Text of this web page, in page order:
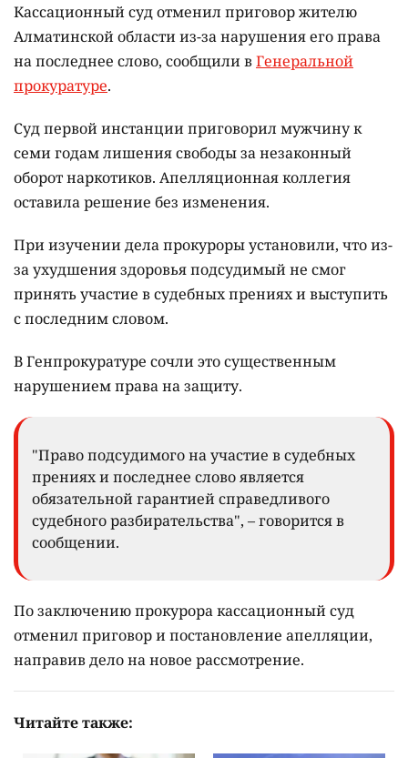
Кассационный суд отменил приговор жителю
Алматинской области из-за нарушения его права
на последнее слово, сообщили вГенеральной
прокуратуре.
Суд первой инстанции приговорил мужчину к
семи годам лишения свободы за незаконный
оборот наркотиков. Апелляционная коллегия
оставила решение без изменения.
При изучении дела прокуроры установили, что из-
за ухудшения здоровья подсудимый не смог
принять участие в судебных прениях и выступить
с последним словом.
В Генпрокуратуре сочли это существенным
нарушением права на защиту.
"Право подсудимого на участие в судебных
прениях и последнее слово является
обязательной гарантией справедливого
судебного разбирательства", – говорится в
сообщении.
По заключению прокурора кассационный суд
отменил приговор и постановление апелляции,
направив дело на новое рассмотрение.
Читайте также: